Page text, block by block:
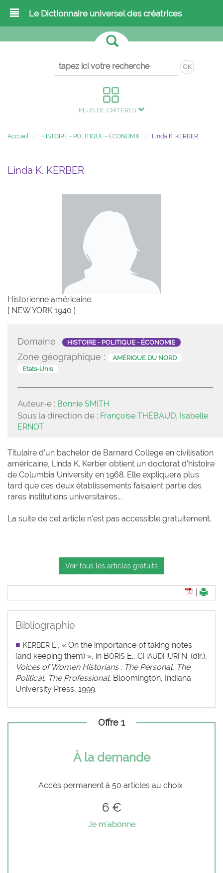
Le Dictionnaire universel des créatrices
OK
PLUS DE CRITÈRES
Accueil HISTOIRE - POLITIQUE - ÉCONOMIE Linda K. KERBER
Linda K. KERBER
Historienne américaine.
[ NEW YORK 1940 ]
Domaine : HISTOIRE - POLITIQUE - ÉCONOMIE
Zone géographique :
AMÉRIQUE DU NORD
Etats-Unis
Auteur-e : Bonnie SMITH
Sous la direction de : Françoise THÉBAUD, Isabelle
ERNOT
Titulaire d’un bachelor de Barnard College en civilisation
américaine, Linda K. Kerber obtient un doctorat d’histoire
de Columbia University en 1968. Elle expliquera plus
tard que ces deux établissements faisaient partie des
rares institutions universitaires...
La suite de cet article n'est pas accessible gratuitement.
Voir tous les articles gratuits
Bibliographie
■ KERBER L., « On the importance of taking notes
(and keeping them) », in BORIS E., CHAUDHURI N. (dir.),
Voices of Women Historians : The Personal, The
Political, The Professional, Bloomington, Indiana
University Press, 1999.
Offre 1
À la demande
Accès permanent à 50 articles au choix
6 €
Je m'abonne